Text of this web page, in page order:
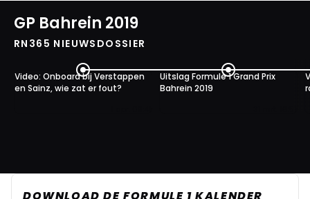
GP Bahrein 2019
RN365 NIEUWSDOSSIER
Video: Onboard bij Verstappen
en Sainz, wie zat er fout?
Uitslag Formule 1 Grand Prix
Bahrein 2019